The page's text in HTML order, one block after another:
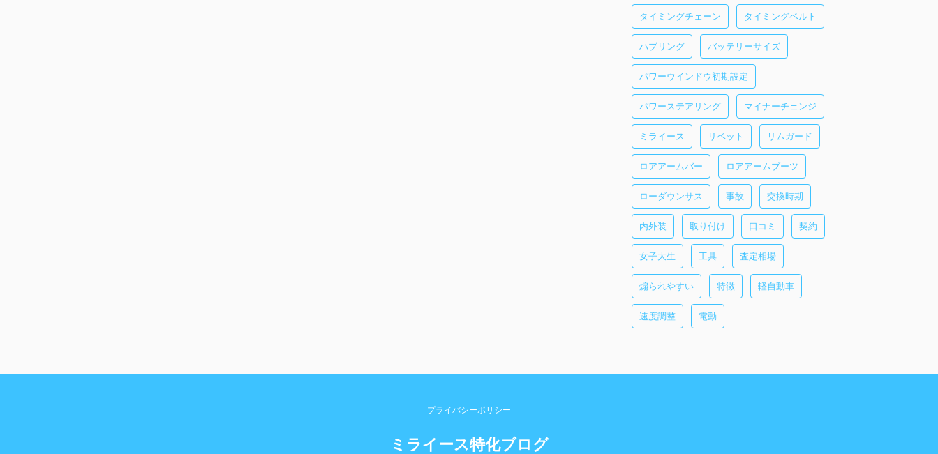
タイミングチェーン タイミングベルト
ハブリング バッテリーサイズ
パワーウインドウ初期設定
パワーステアリング マイナーチェンジ
ミライース リベット リムガード
ロアアームバー ロアアームブーツ
ローダウンサス 事故 交換時期
内外装 取り付け 口コミ 契約
女子大生 工具 査定相場
煽られやすい 特徴 軽自動車
速度調整 電動
プライバシーポリシー
ミライース特化ブログ